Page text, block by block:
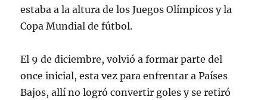
estaba a la altura de los Juegos Olímpicos y la
Copa Mundial de fútbol.
El 9 de diciembre, volvió a formar parte del
once inicial, esta vez para enfrentar a Países
Bajos, allí no logró convertir goles y se retiró